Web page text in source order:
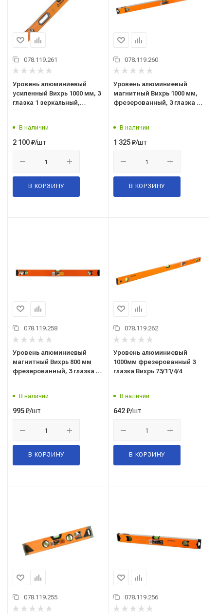
078.119.261
Уровень алюминиевый
усиленный Вихрь 1000 мм, 3
глазка 1 зеркальный,
В наличии
2 100₽/шт
В КОРЗИНУ
078.119.260
Уровень алюминиевый
магнитный Вихрь 1000 мм,
фрезерованный, 3 глазка 1
В наличии
1 325₽/шт
В КОРЗИНУ
078.119.258
Уровень алюминиевый
магнитный Вихрь 800 мм
фрезерованный, 3 глазка 1
В наличии
995₽/шт
В КОРЗИНУ
078.119.262
Уровень алюминиевый
1000мм фрезерованный 3
глазка Вихрь 73/11/4/4
В наличии
642₽/шт
В КОРЗИНУ
078.119.255 078.119.256